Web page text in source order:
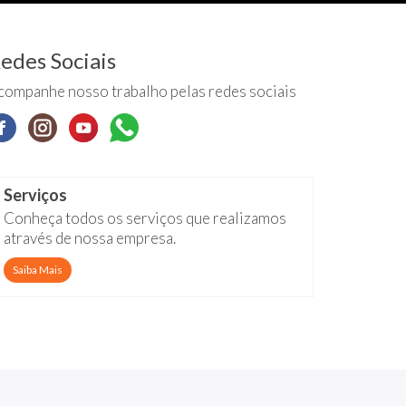
Sociais
nosso trabalho pelas redes sociais
Serviços
Conheça todos os serviços que realizamos
através de nossa empresa.
Saiba Mais